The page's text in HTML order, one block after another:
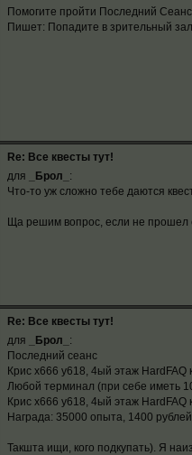
Помогите пройти Последний Сеанс
Пишет: Попадите в зрительный
Re: Все квесты тут!
для
_Брол_
:
Что-то уж сложно тебе даются
Ща решим вопрос, если не прошел
Re: Все квесты тут!
для
_Брол_
:
Последний сеанс
Крис х666 у618, 4ый этаж HardFAQ
Любой терминал (при себе иметь
Крис х666 у618, 4ый этаж HardFAQ
Награда: 35000 опыта, 1400 рублей
Такшта ищи, кого подкупать). Я